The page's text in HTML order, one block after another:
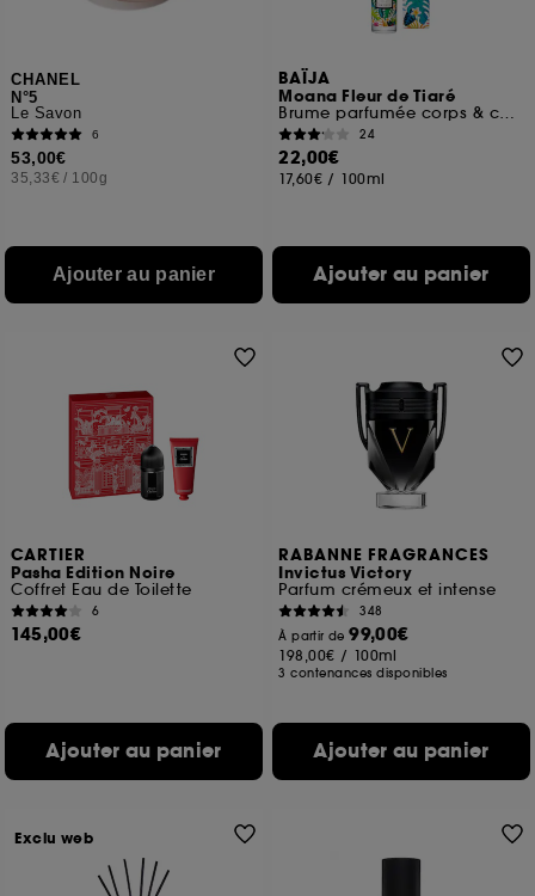
CHANEL
N°5
Le Savon
6
53,00€
35,33€ / 100g
Ajouter au panier
BAÏJA
Moana Fleur de Tiaré
Brume parfumée corps & cheveux
24
22,00€
17,60€ / 100ml
Ajouter au panier
CARTIER
Pasha Edition Noire
Coffret Eau de Toilette
6
145,00€
Ajouter au panier
RABANNE FRAGRANCES
Invictus Victory
Parfum crémeux et intense
348
À partir de99,00€
198,00€ / 100ml
3 contenances disponibles
Ajouter au panier
Exclu web